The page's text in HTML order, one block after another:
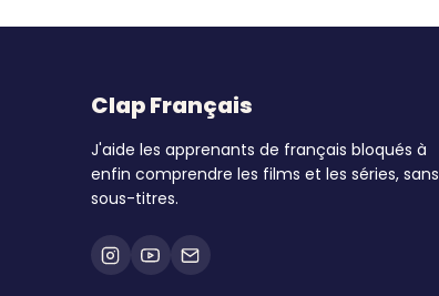
Clap Français
J'aide les apprenants de français bloqués à
enfin comprendre les films et les séries, sans
sous-titres.